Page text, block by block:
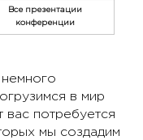
Все презентации
конференции
в мир
вас потребуется
мы создадим